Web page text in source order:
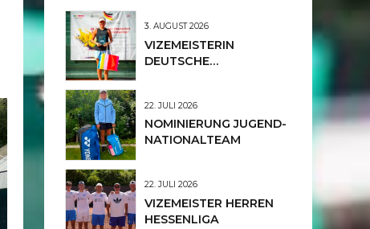
3. AUGUST 2026
VIZEMEISTERIN
DEUTSCHE
22. JULI 2026
NOMINIERUNG JUGEND-
NATIONALTEAM
22. JULI 2026
VIZEMEISTER HERREN
HESSENLIGA